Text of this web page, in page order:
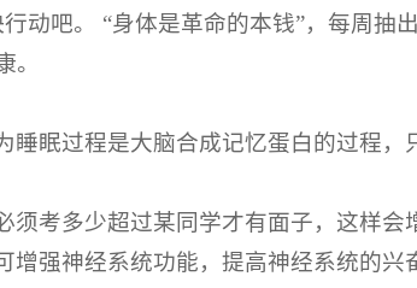
动吧。 “身体是革命的本钱”，每周抽
。
睡眠过程是大脑合成记忆蛋白的过程
须考多少超过某同学才有面子，这样会
增强神经系统功能，提高神经系统的